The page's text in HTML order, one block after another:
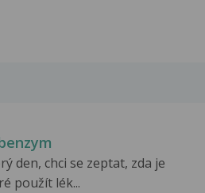
den, chci se zeptat, zda je
použít lék...